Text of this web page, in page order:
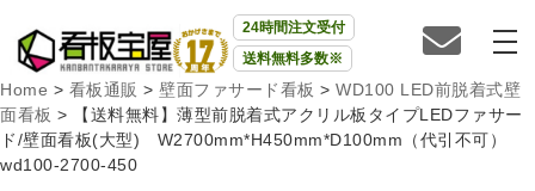
24時間注文受付
送料無料多数※
Home > 看板通販 > 壁面ファサード看板 > WD100 LED前脱着式壁
面看板 >
【送料無料】薄型前脱着式アクリル板タイプLEDファサー
ド/壁面看板(大型) W2700mm*H450mm*D100mm（代引不可）
wd100-2700-450